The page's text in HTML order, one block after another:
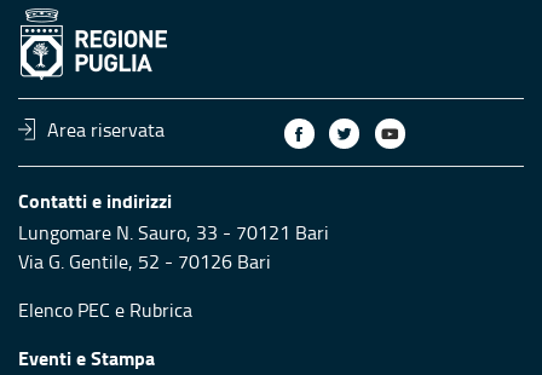
Area riservata
Contatti e indirizzi
Lungomare N. Sauro, 33 - 70121 Bari
Via G. Gentile, 52 - 70126 Bari
Elenco PEC e Rubrica
Eventi e Stampa